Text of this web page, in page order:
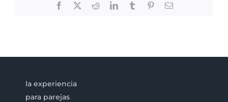
Facebook RedditLinkedInTumblr PinterestEmail
la experiencia
para parejas